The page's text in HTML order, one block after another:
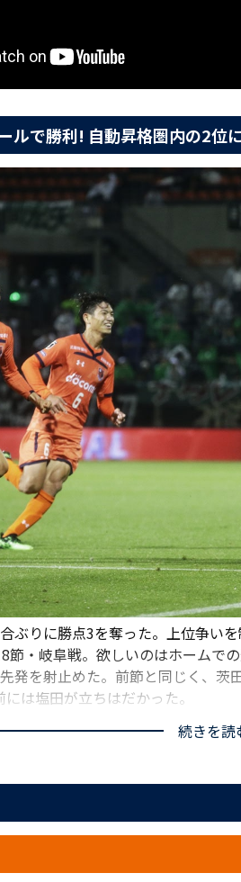
ルで勝利! 自動昇格圏内の2位
ぶりに勝点3を奪った。上位争い
節・岐阜戦。欲しいのはホームで
発を射止めた。前節と同じく、茨
は塩田が立ちはだかった。
ム大宮。しかし、プレーへの大き
ショートカウンターから何度も
通りと言えるだろう。15分、奥
ット。こぼれ球がフアンマの足元
たが、ゴール前に詰めていた奥抜
続きを読